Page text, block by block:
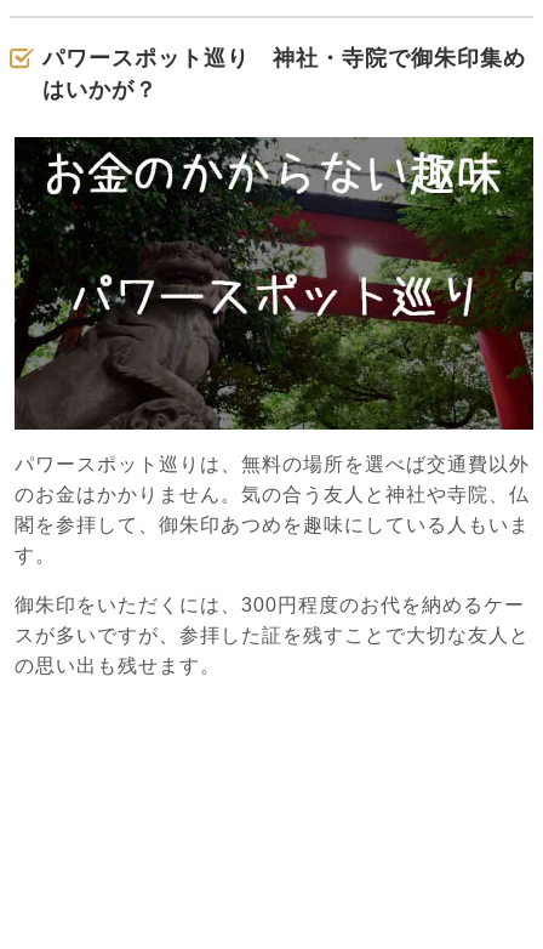
パワースポット巡り 神社・寺院で御朱印集め
はいかが？
パワースポット巡りは、無料の場所を選べば交通費以外
のお金はかかりません。気の合う友人と神社や寺院、仏
閣を参拝して、御朱印あつめを趣味にしている人もいま
す。
御朱印をいただくには、300円程度のお代を納めるケー
スが多いですが、参拝した証を残すことで大切な友人と
の思い出も残せます。